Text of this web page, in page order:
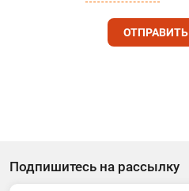
ОТПРАВИТЬ
Подпишитесь на рассылку